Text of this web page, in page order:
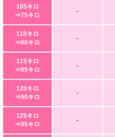
105キロ
⇒75キロ
-
110キロ
⇒80キロ
-
115キロ
⇒85キロ
-
120キロ
⇒90キロ
-
125キロ
⇒95キロ
-